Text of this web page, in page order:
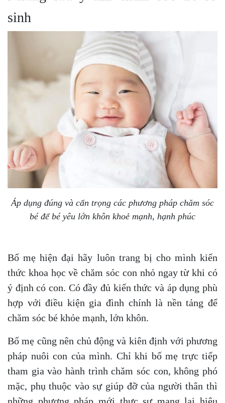
sinh
Áp dụng đúng và cẩn trọng các phương pháp chăm sóc
bé để bé yêu lớn khôn khoẻ mạnh, hạnh phúc
Bố mẹ hiện đại hãy luôn trang bị cho mình kiến
thức khoa học về chăm sóc con nhỏ ngay từ khi có
ý định có con. Có đầy đủ kiến thức và áp dụng phù
hợp với điều kiện gia đình chính là nền tảng để
chăm sóc bé khỏe mạnh, lớn khôn.
Bố mẹ cũng nên chủ động và kiên định với phương
pháp nuôi con của mình. Chỉ khi bố mẹ trực tiếp
tham gia vào hành trình chăm sóc con, không phó
mặc, phụ thuộc vào sự giúp đỡ của người thân thì